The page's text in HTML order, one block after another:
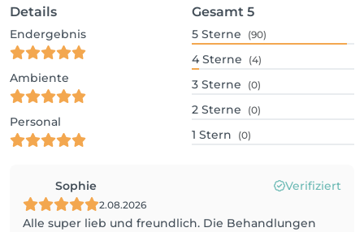
Details
Endergebnis
Ambiente
Personal
Gesamt 5
5 Sterne (90)
4 Sterne (4)
3 Sterne (0)
2 Sterne (0)
1 Stern (0)
Sophie Verifiziert
2.08.2026
Alle super lieb und freundlich. Die Behandlungen